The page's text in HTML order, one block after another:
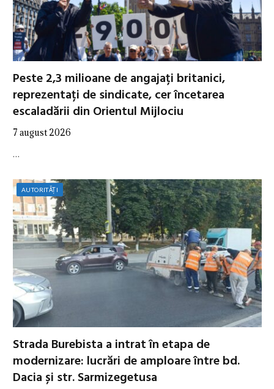
Peste 2,3 milioane de angajați britanici,
reprezentați de sindicate, cer încetarea
escaladării din Orientul Mijlociu
7 august 2026
…
AUTORITĂȚI
Strada Burebista a intrat în etapa de
modernizare: lucrări de amploare între bd.
Dacia și str. Sarmizegetusa